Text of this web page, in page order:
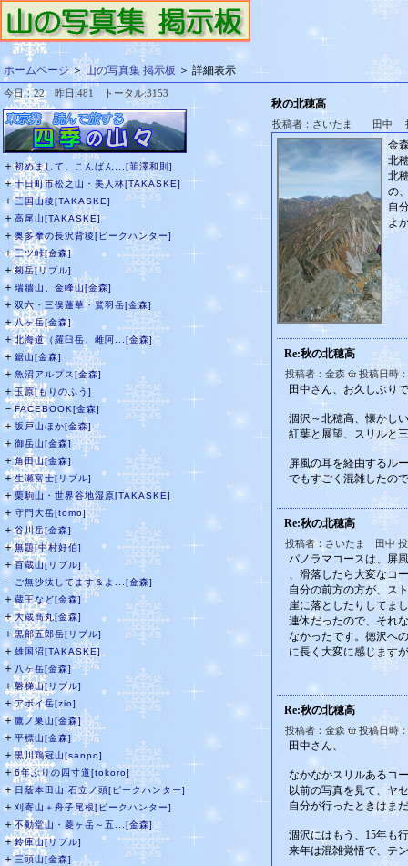
ホームページ＞山の写真集 掲示板 ＞ 詳細表示
今日：22 昨日:481 トータル:3153
＋初めまして。こんばん...[韮澤和則]
＋十日町市松之山・美人林[TAKASKE]
＋三国山稜[TAKASKE]
＋ 高尾山[TAKASKE]
＋奥多摩の長沢背稜[ピークハンター]
＋三ツ峠[金森]
＋剱岳[リブル]
＋ 瑞牆山、金峰山[金森]
＋ 双六・三俣蓮華・鷲羽岳[金森]
＋八ヶ岳[金森]
＋北海道（羅臼岳、雌阿...[金森]
＋ 鋸山[金森]
＋ 魚沼アルプス[金森]
＋玉原[もりのふう]
－FACEBOOK[金森]
＋ 坂戸山ほか[金森]
＋ 御岳山[金森]
＋角田山[金森]
＋生瀬富士[リブル]
＋栗駒山・世界谷地湿原[TAKASKE]
＋ 守門大岳[tomo]
＋谷川岳[金森]
＋無題[中村好伯]
＋百蔵山[リブル]
－ ご無沙汰してます＆よ...[金森]
＋蔵王など[金森]
＋大蔵高丸[金森]
＋黒部五郎岳[リブル]
＋ 雄国沼[TAKASKE]
＋ 八ヶ岳[金森]
＋磐梯山[リブル]
＋アポイ岳[zio]
＋ 鷹ノ巣山[金森]
＋ 平標山[金森]
＋黒川鶏冠山[sanpo]
＋6年ぶりの四寸道[tokoro]
＋ 日蔭本田山,石立ノ頭[ピークハンター]
＋ 刈寄山＋舟子尾根[ピークハンター]
＋不動堂山・菱ヶ岳～五...[金森]
＋鈴庫山[リブル]
＋三頭山[金森]
秋の北穂高
投稿者：さいたま 田中 投
金
北
北
の
自
よ
Re:秋の北穂高
投稿者：金森 投稿日時
田中さん、お久しぶり
涸沢～北穂高、懐かし
紅葉と展望、スリルと
屏風の耳を経由するル
でもすごく混雑したの
Re:秋の北穂高
投稿者：さいたま 田中
パノラマコースは、屏
、滑落したら大変なコ
自分の前方の方が、ス
崖に落としたりしてま
連休だったので、それ
なかったです。徳沢へ
に長く大変に感じます
Re:秋の北穂高
投稿者：金森 投稿日時
田中さん、
なかなかスリルあるコ
以前の写真を見て、ヤ
自分が行ったときはま
涸沢にはもう、15年も
来年は混雑覚悟で、テ